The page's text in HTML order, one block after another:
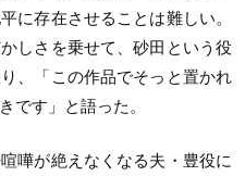
に存在させることは難しい。
しさを乗せて、砂田という役
、「この作品でそっと置かれ
です」と語った。
嘩が絶えなくなる夫・豊役に